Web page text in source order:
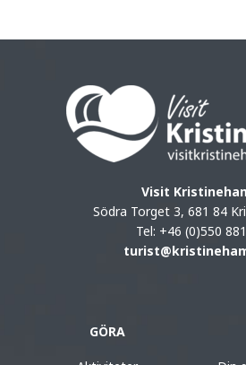
Visit
Södra Torget 3, 681 84
Tel: +46 (0)550
GÖRA